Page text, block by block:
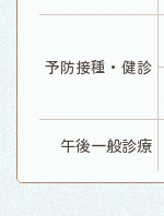
予防接種・健診
午後一般診療